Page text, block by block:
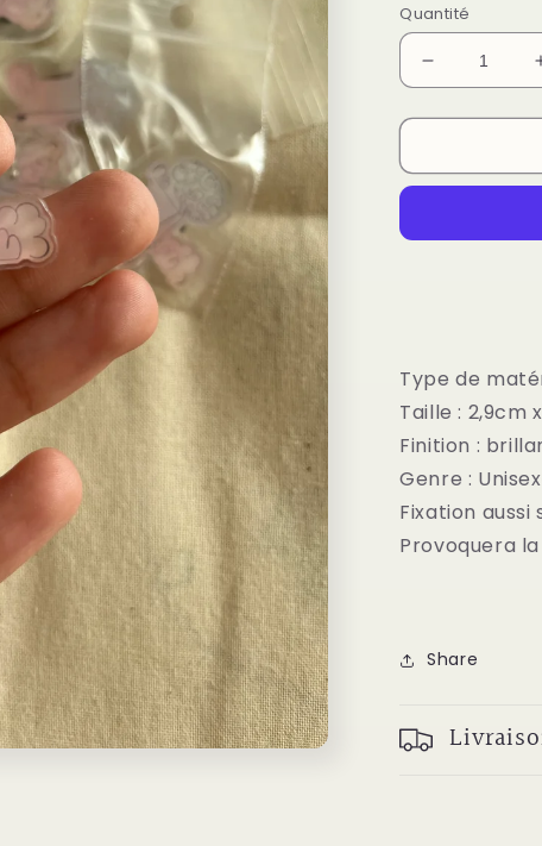
Quantité
Réduire
la
quantité
Bulles
:
vagabond
Type de
Taille : 2,9cm
Finition :
Genre :
Fixation
Provoquera
Share